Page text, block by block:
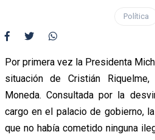
Política
Por primera vez la Presidenta
situación de Cristián
Moneda. Consultada por la
cargo en el palacio de gobierno,
que no había cometido ninguna